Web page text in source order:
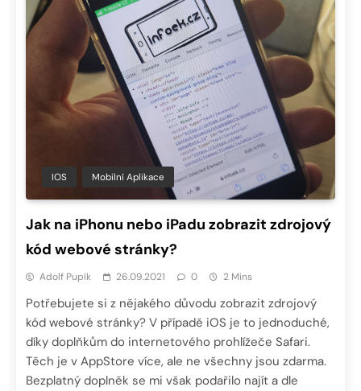
IOS Mobilní Aplikace
Jak na iPhonu nebo iPadu zobrazit zdrojový
kód webové stránky?
Adolf Pupík 26.09.2021 0 2 Mins
Potřebujete si z nějakého důvodu zobrazit zdrojový
kód webové stránky? V případě iOS je to jednoduché,
díky doplňkům do internetového prohlížeče Safari.
Těch je v AppStore více, ale ne všechny jsou zdarma.
Bezplatný doplněk se mi však podařilo najít a dle